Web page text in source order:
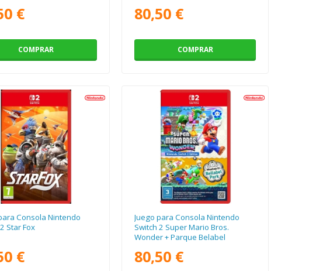
€
COMPRAR
80,50 €
COMPRAR
Consola Nintendo
Star Fox
€
Juego para Consola Nintendo
Switch 2 Super Mario Bros.
Wonder + Parque Belabel
80,50 €